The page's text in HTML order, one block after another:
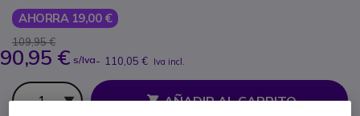
AHORRA 19,00 €
109,95 €
90,95 € s/Iva- 110,05 € Iva incl.
Cantidad
AÑADIR AL CARRITO